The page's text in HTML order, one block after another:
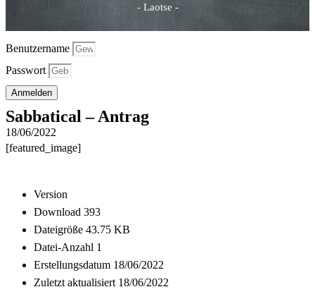
- Laotse -
Benutzername
Passwort
Anmelden
Sabbatical – Antrag
18/06/2022
[featured_image]
Version
Download 393
Dateigröße 43.75 KB
Datei-Anzahl 1
Erstellungsdatum 18/06/2022
Zuletzt aktualisiert 18/06/2022